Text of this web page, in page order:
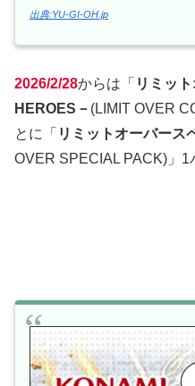
出典:YU-GI-OH.jp
2026/2/28からは「 リミッ
HEROES－ (LIMIT OVER
とに「 リミットオーバース
OVER SPECIAL PACK)」1